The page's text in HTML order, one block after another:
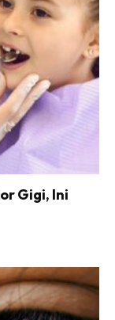
Gigi, Ini